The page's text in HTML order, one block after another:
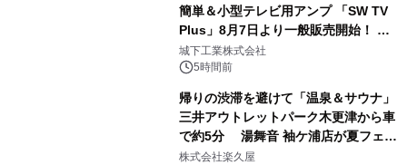
簡単＆小型テレビ用アンプ 「SW TV
Plus」8月7日より一般販売開始！ ケ
ーブル1本つなぐだけ、テレビの音が
ぐっと豊かに
城下工業株式会社
5時間前
帰りの渋滞を避けて「温泉＆サウナ」
三井アウトレットパーク木更津から車
で約5分 湯舞音 袖ケ浦店が夏フェア
メニューを提供
株式会社楽久屋